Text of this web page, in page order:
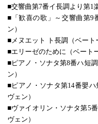
■交響曲第7番イ長調より第1
■「歓喜の歌」～交響曲第9
ン）
■メヌエット ト長調（ベート
■エリーゼのために（ベート
■ピアノ・ソナタ第8番ハ短
ン）
■ピアノ・ソナタ第14番嬰
ヴェン）
■ヴァイオリン・ソナタ第5
ヴェン）